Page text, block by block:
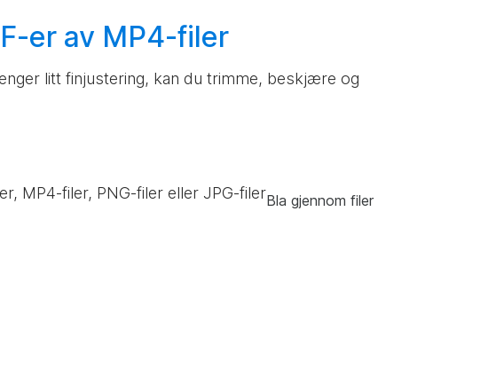
er av MP4-filer
litt finjustering, kan du trimme, beskjære og
MP4-filer, PNG-filer eller JPG-filerBla gjennom filer